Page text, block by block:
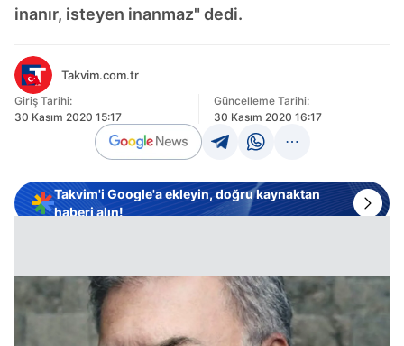
inanır, isteyen inanmaz" dedi.
Takvim.com.tr
Giriş Tarihi:
30 Kasım 2020 15:17
Güncelleme Tarihi:
30 Kasım 2020 16:17
Takvim'i Google'a ekleyin, doğru kaynaktan
haberi alın!